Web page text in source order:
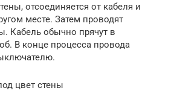
отсоединяется от кабеля и
месте. Затем проводят
Кабель обычно прячут в
В конце процесса провода
цвет стены